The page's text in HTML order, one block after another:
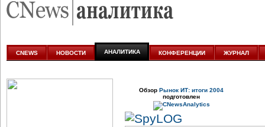
аналитике
CNEWS НОВОСТИ АНАЛИТИКА КОНФЕРЕНЦИИ ЖУРНАЛ
Обзор Рынок ИТ: итоги 2004
подготовлен